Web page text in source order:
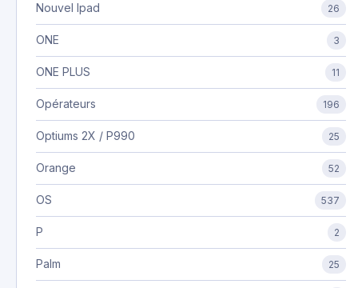
Nouvel Ipad 26
ONE 3
ONE PLUS 11
Opérateurs 196
Optiums 2X / P990 25
Orange 52
OS 537
P 2
Palm 25